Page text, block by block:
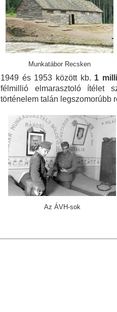
Munkatábor Recsken
1949 és 1953 között kb. 1
félmillió elmarasztoló ítélet
történelem talán legszomorúbb
Az ÁVH-sok